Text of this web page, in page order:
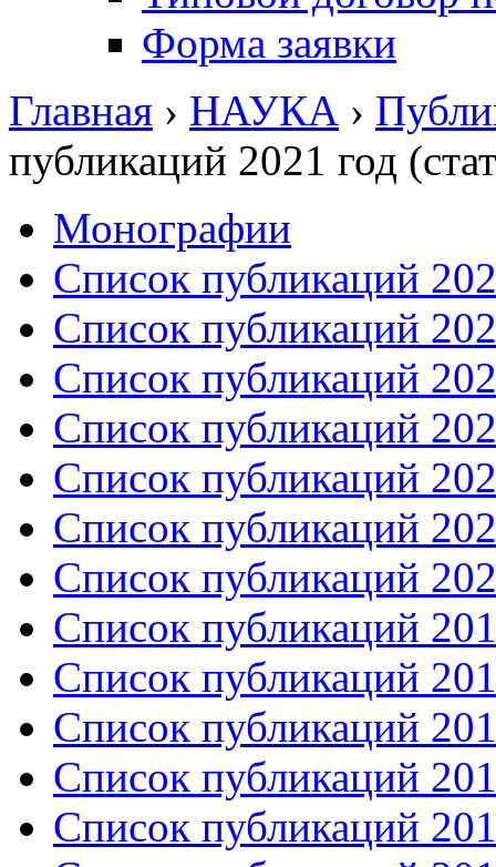
Форма заявки
Главная › НАУКА ›
публикаций 2021 год
Монографии
Список публикаций
Список публикаций
Список публикаций
Список публикаций
Список публикаций
Список публикаций
Список публикаций
Список публикаций
Список публикаций
Список публикаций
Список публикаций
Список публикаций